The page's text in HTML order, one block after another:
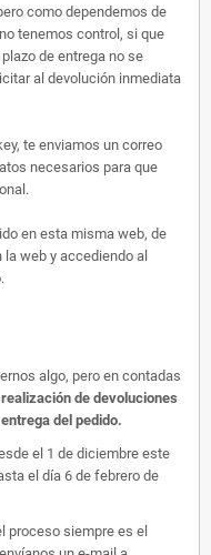
como dependemos de
tenemos control, si que
de entrega no se
al devolución inmediata
te enviamos un correo
necesarios para que
en esta misma web, de
web y accediendo al
algo, pero en contadas
de devoluciones
del pedido.
el 1 de diciembre este
el día 6 de febrero de
proceso siempre es el